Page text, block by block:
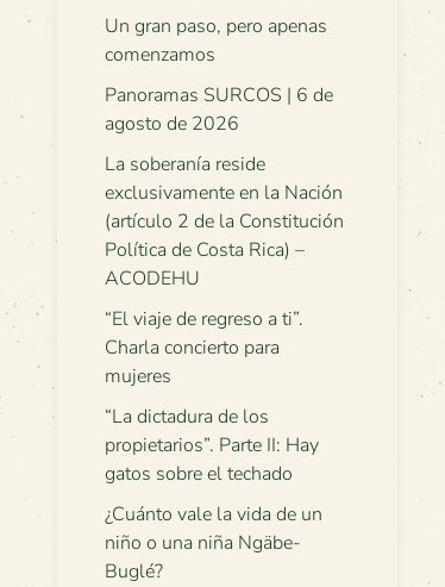
Un gran paso, pero apenas
comenzamos
Panoramas SURCOS | 6 de
agosto de 2026
La soberanía reside
exclusivamente en la Nación
(artículo 2 de la Constitución
Política de Costa Rica) –
ACODEHU
“El viaje de regreso a ti”.
Charla concierto para
mujeres
“La dictadura de los
propietarios”. Parte II: Hay
gatos sobre el techado
¿Cuánto vale la vida de un
niño o una niña Ngäbe-
Buglé?